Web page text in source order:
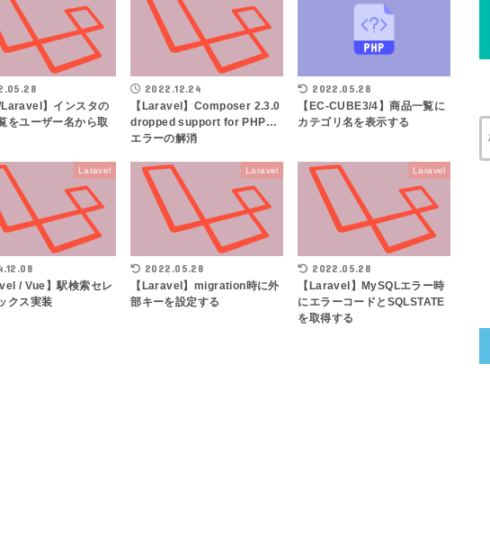
Laravel】インスタの
をユーザー名から取
2022.12.24
【Laravel】Composer 2.3.0
dropped support for PHP…
エラーの解消
2022.05.28
【EC-CUBE3/4】商品一覧に
カテゴリ名を表示する
Laravel
/ Vue】駅検索セレ
クス実装
Laravel
2022.05.28
【Laravel】migration時に外
部キーを設定する
Laravel
2022.05.28
【Laravel】MySQLエラー時
にエラーコードとSQLSTATE
を取得する